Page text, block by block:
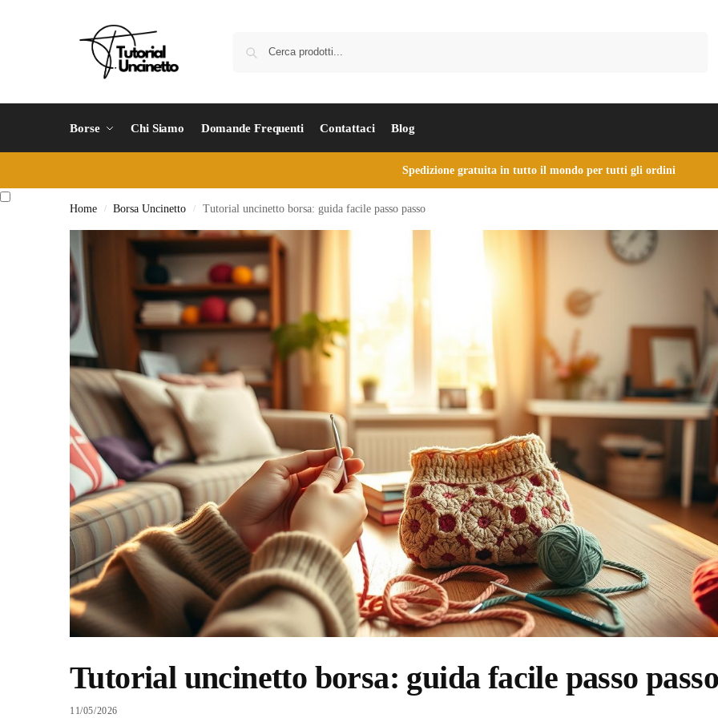
Borse Chi Siamo Domande Frequenti Contattaci Blog
Spedizione gratuita in tutto il mondo per tutti gli ordini
Home / Borsa Uncinetto / Tutorial uncinetto borsa: guida facile passo passo
Tutorial uncinetto borsa: guida facile passo passo
11/05/2026